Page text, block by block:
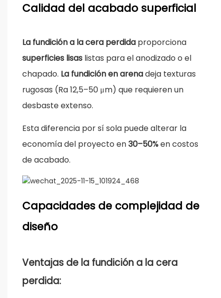
Calidad del acabado superficial
La fundición a la cera perdida proporciona
superficies lisas listas para el anodizado o el
chapado. La fundición en arenadeja texturas
rugosas (Ra 12,5–50 μm) que requieren un
desbaste extenso.
Esta diferencia por sí sola puede alterar la
economía del proyecto en30–50%en costos
de acabado.
Capacidades de complejidad de
diseño
Ventajas de la fundición a la cera
perdida: